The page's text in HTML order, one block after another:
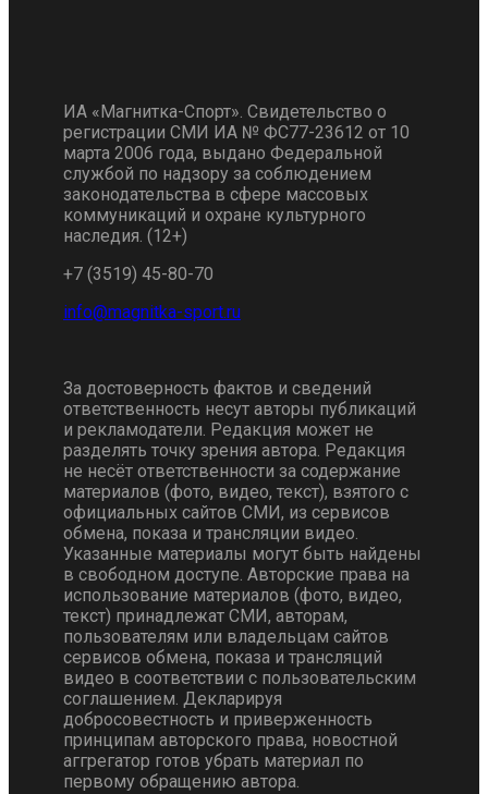
ИА «Магнитка-Спорт». Свидетельство о
регистрации СМИ ИА № ФС77-23612 от 10
марта 2006 года, выдано Федеральной
службой по надзору за соблюдением
законодательства в сфере массовых
коммуникаций и охране культурного
наследия. (12+)
+7 (3519) 45-80-70
За достоверность фактов и сведений
ответственность несут авторы публикаций
и рекламодатели. Редакция может не
разделять точку зрения автора. Редакция
не несёт ответственности за содержание
материалов (фото, видео, текст), взятого с
официальных сайтов СМИ, из сервисов
обмена, показа и трансляции видео.
Указанные материалы могут быть найдены
в свободном доступе. Авторские права на
использование материалов (фото, видео,
текст) принадлежат СМИ, авторам,
пользователям или владельцам сайтов
сервисов обмена, показа и трансляций
видео в соответствии с пользовательским
соглашением. Декларируя
добросовестность и приверженность
принципам авторского права, новостной
аггрегатор готов убрать материал по
первому обращению автора.